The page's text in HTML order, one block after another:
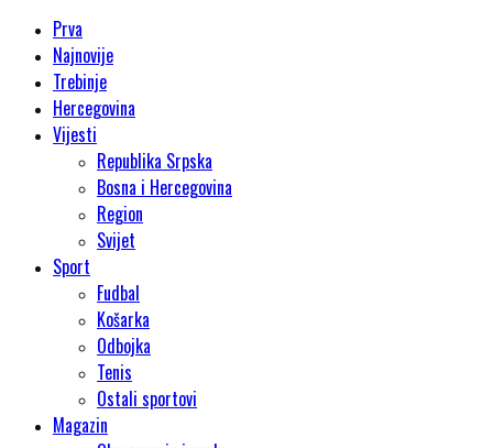
Prva
Najnovije
Trebinje
Hercegovina
Vijesti
Republika Srpska
Bosna i Hercegovina
Region
Svijet
Sport
Fudbal
Košarka
Odbojka
Tenis
Ostali sportovi
Magazin